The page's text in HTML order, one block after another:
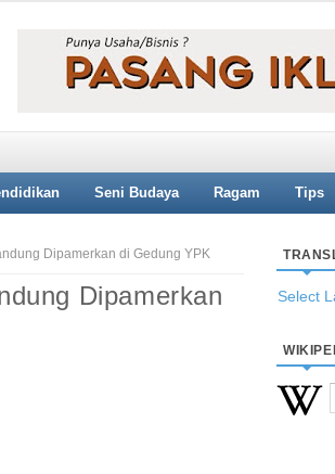
Seni Budaya Ragam Tips
Dipamerkan di Gedung YPK
Dipamerkan
Select